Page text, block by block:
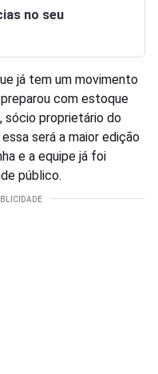
no seu
já tem um movimento
com estoque
sócio proprietário do
será a maior edição
e a equipe já foi
público.